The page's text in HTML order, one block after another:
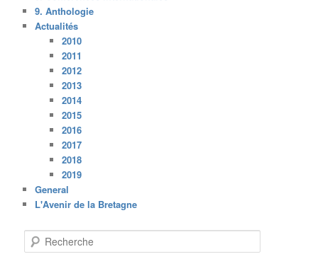
9. Anthologie
Actualités
2010
2011
2012
2013
2014
2015
2016
2017
2018
2019
General
L'Avenir de la Bretagne
e